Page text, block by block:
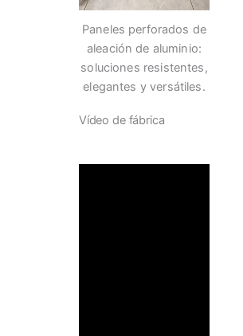
Paneles perforados de
aleación de aluminio:
soluciones resistentes,
elegantes y versátiles.
Vídeo de fábrica